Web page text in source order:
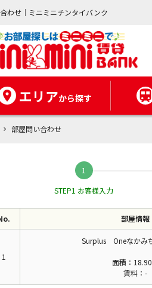
わせ｜ミニミニチンタイバンク
エリアから探す
部屋問い合わせ
STEP1 お客様入力
部屋情報
1
Surplus Oneなかみ
面積：
賃料：-